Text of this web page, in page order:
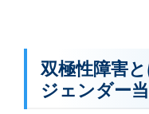
双極性障害
ジェンダー